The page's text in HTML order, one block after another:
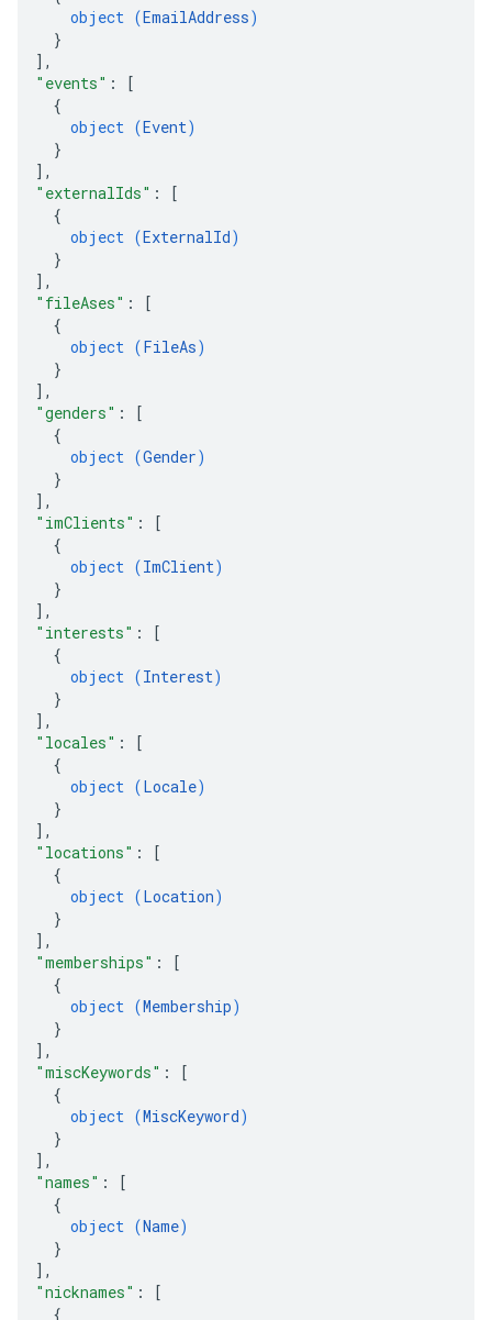
object (EmailAddress)
}
] ,
"events" :
[
{
object (Event)
}
] ,
"externalIds" :
[
{
object (ExternalId)
}
] ,
"fileAses" :
[
{
object (FileAs)
}
] ,
"genders" :
[
{
object (Gender)
}
] ,
"imClients" :
[
{
object (ImClient)
}
] ,
"interests" :
[
{
object (Interest)
}
] ,
"locales" :
[
{
object (Locale)
}
] ,
"locations" :
[
{
object (Location)
}
] ,
"memberships" :
[
{
object (Membership)
}
] ,
"miscKeywords" :
[
{
object (MiscKeyword)
}
] ,
"names" :
[
{
object (Name)
}
] ,
"nicknames" :
[
{